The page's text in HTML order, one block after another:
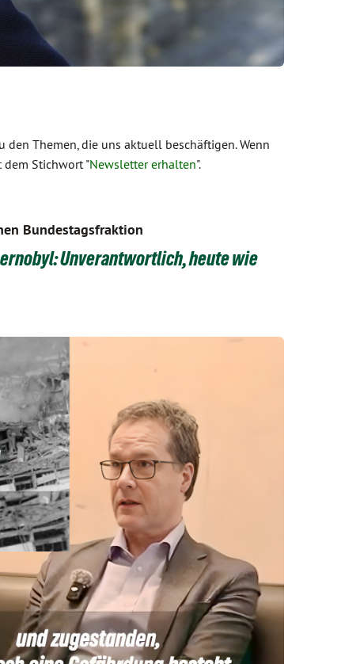
Themen, die uns aktuell beschäftigen. Wenn
Stichwort "Newsletter erhalten".
Bundestagsfraktion
Unverantwortlich, heute wie